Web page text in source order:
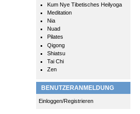
Kum Nye Tibetisches Heilyoga
Meditation
Nia
Nuad
Pilates
Qigong
Shiatsu
Tai Chi
Zen
BENUTZERANMELDUNG
Einloggen/Registrieren